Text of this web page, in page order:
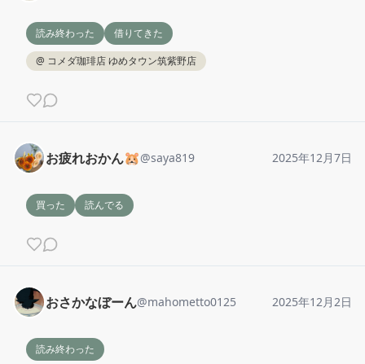
読み終わった
借りてきた
@ コメダ珈琲店 ゆめタウン筑紫野店
お疲れおかん🐹@saya819 2025年12月7日
買った 読んでる
おさかなぼーん@mahometto0125 2025年12月2日
読み終わった